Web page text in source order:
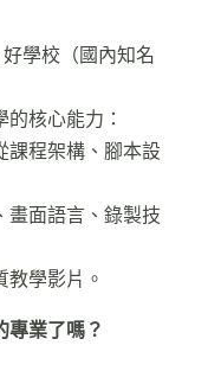
學校（國內知名
核心能力：
課程架構、腳本設
畫面語言、錄製技
學影片。
專業了嗎？